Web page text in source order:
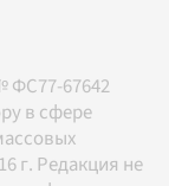
ФС77-67642
в сфере
г. Редакция не